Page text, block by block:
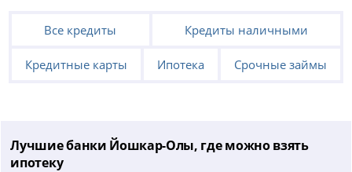
Все кредиты Кредиты наличными
Кредитные карты Ипотека Срочные займы
Лучшие банки Йошкар-Олы, где можно взять
ипотеку